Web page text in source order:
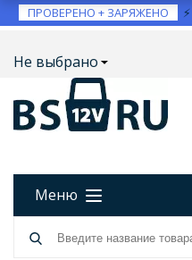
ПРОВЕРЕНО + ЗАРЯЖЕНО ⚡
Не выбрано
Меню